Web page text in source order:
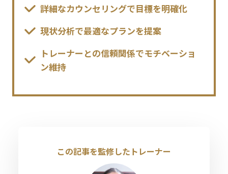
詳細なカウンセリングで目標を明確化
現状分析で最適なプランを提案
トレーナーとの信頼関係でモチベーショ
ン維持
この記事を監修したトレーナー